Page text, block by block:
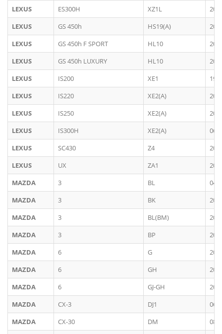
LEXUS ES300H XZ1L
LEXUS
GS 450h HS19(A)
LEXUS
GS 450h F SPORT HL10
LEXUS
GS 450h LUXURY HL10
LEXUS
IS200 XE1
LEXUS
IS220 XE2(A)
LEXUS
IS250 XE2(A)
LEXUS
IS300H XE2(A)
06/
LEXUS
SC430 Z4
LEXUS
UX ZA1
MAZDA
3 BL
04/
MAZDA
3 BK
MAZDA
3 BL(BM)
MAZDA
3 BP
MAZDA
6 G
MAZDA
6 GH
MAZDA
6 GJ-GH
MAZDA
CX-3 DJ1
06/
MAZDA
CX-30 DM
08/